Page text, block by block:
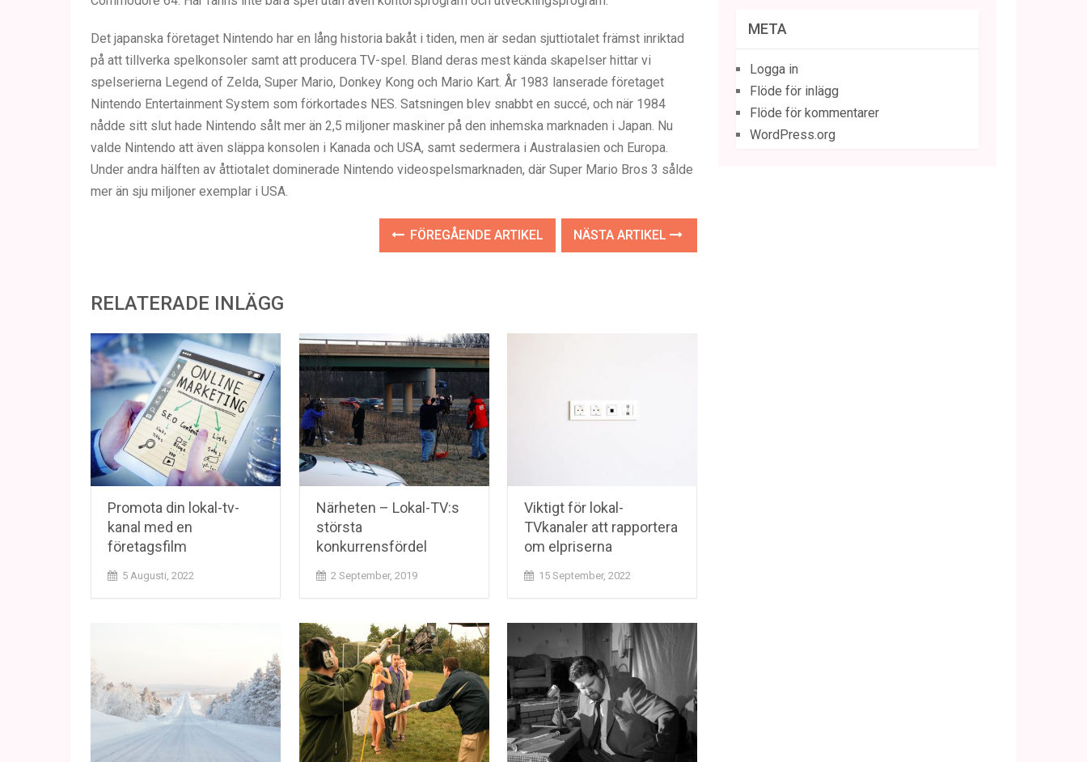
Det japanska företaget Nintendo har en lång historia bakåt i tiden, men är sedan sjuttiotalet främst inriktad
på att tillverka spelkonsoler samt att producera TV-spel. Bland deras mest kända skapelser hittar vi
spelserierna Legend of Zelda, Super Mario, Donkey Kong och Mario Kart. År 1983 lanserade företaget
Nintendo Entertainment System som förkortades NES. Satsningen blev snabbt en succé, och när 1984
nådde sitt slut hade Nintendo sålt mer än 2,5 miljoner maskiner på den inhemska marknaden i Japan. Nu
valde Nintendo att även släppa konsolen i Kanada och USA, samt sedermera i Australasien och Europa.
Under andra hälften av åttiotalet dominerade Nintendo videospelsmarknaden, där Super Mario Bros 3 sålde
mer än sju miljoner exemplar i USA.
FÖREGÅENDE ARTIKEL NÄSTA ARTIKEL
RELATERADE INLÄGG
Promota din lokal-tv-
kanal med en
företagsfilm
5 Augusti, 2022
Närheten – Lokal-TV:s
största
konkurrensfördel
2 September, 2019
Viktigt för lokal-
TVkanaler att rapportera
om elpriserna
15 September, 2022
META
Logga in
Flöde för inlägg
Flöde för kommentarer
WordPress.org